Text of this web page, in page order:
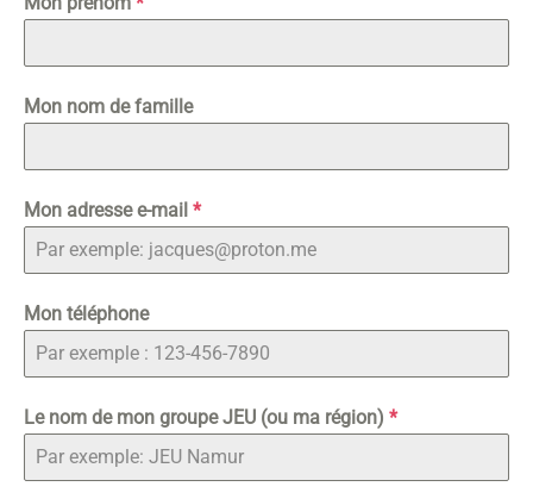
Mon nom de famille
Mon adresse e-mail *
Mon téléphone
Le nom de mon groupe JEU (ou ma région) *